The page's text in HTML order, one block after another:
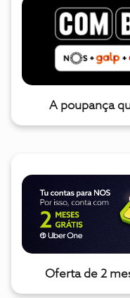
A poupança
Oferta de 2